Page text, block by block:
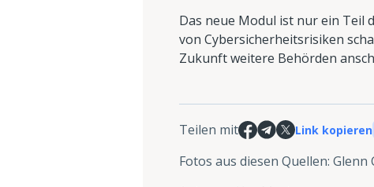
Das neue Modul ist nur ein Teil
von Cybersicherheitsrisiken
Zukunft weitere Behörden
Teilen mit Link kopieren
Fotos aus diesen Quellen: Glenn